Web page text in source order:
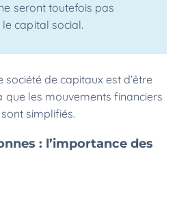
seront toutefois pas
capital social.
société de capitaux est d’être
que les mouvements financiers
simplifiés.
: l’importance des